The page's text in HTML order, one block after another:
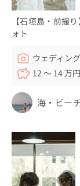
【石垣島・前撮
ォト
ウェディン
12 〜 14 万円
海・ビー